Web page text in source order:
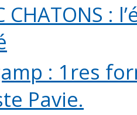
CHATONS
: 1res
Pavie.